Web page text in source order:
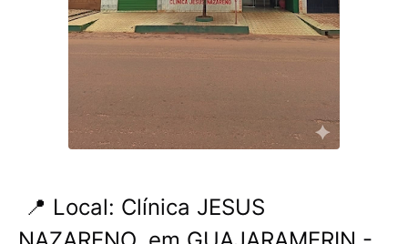
📍 Local: Clínica JESUS ​​